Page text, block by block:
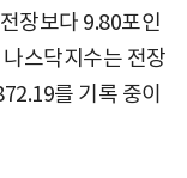
장보다 9.80포인
스닥지수는 전장
를 기록 중이